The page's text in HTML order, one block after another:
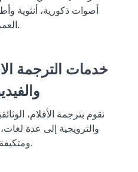
أصوات ذكورية، أنثوية
العمرية.
نقوم بترجمة الأفلام،
والترويجية إلى عدة
ومتكيفة ثقافياً.